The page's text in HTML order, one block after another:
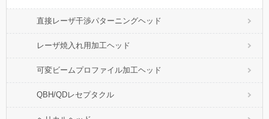
直接レーザ干渉パターニングヘッド
レーザ焼入れ用加工ヘッド
可変ビームプロファイル加工ヘッド
QBH/QDレセプタクル